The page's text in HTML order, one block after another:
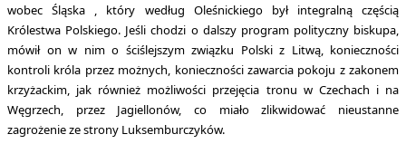
wobec Śląska , który według Oleśnickiego był integralną częścią
Królestwa Polskiego. Jeśli chodzi o dalszy program polityczny biskupa,
mówił on w nim o ściślejszym związku Polski z Litwą, konieczności
kontroli króla przez możnych, konieczności zawarcia pokoju z zakonem
krzyżackim, jak również możliwości przejęcia tronu w Czechach i na
Węgrzech, przez Jagiellonów, co miało zlikwidować nieustanne
zagrożenie ze strony Luksemburczyków.